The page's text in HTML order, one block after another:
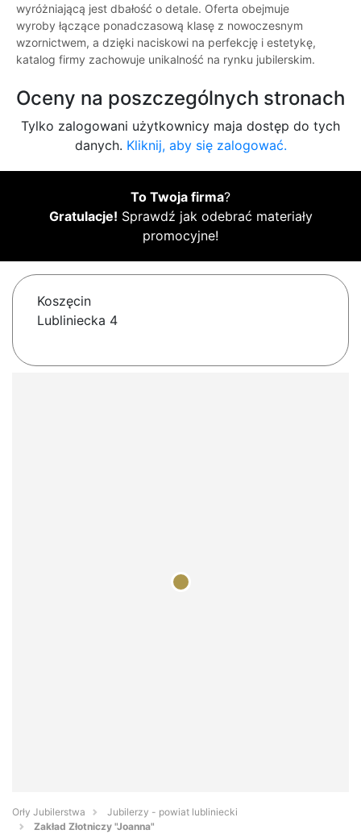
wyróżniającą jest dbałość o detale. Oferta obejmuje
wyroby łączące ponadczasową klasę z nowoczesnym
wzornictwem, a dzięki naciskowi na perfekcję i estetykę,
katalog firmy zachowuje unikalność na rynku jubilerskim.
Oceny na poszczególnych stronach
Tylko zalogowani użytkownicy maja dostęp do tych
danych. Kliknij, aby się zalogować.
To Twoja firma?
Gratulacje! Sprawdź jak odebrać materiały
promocyjne!
Koszęcin
Lubliniecka 4
Orły Jubilerstwa
Jubilerzy - powiat lubliniecki
Zakład Złotniczy "Joanna"